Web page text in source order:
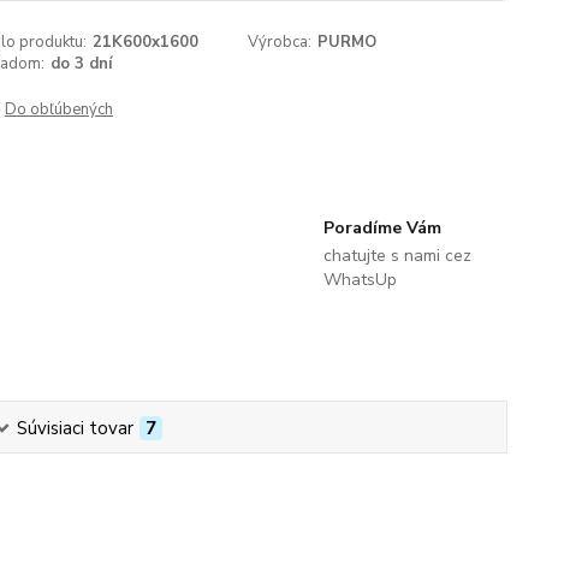
produktu: 21K600x1600 Výrobca: PURMO
do 3 dní
Do obľúbených
Poradíme Vám
chatujte s nami cez
WhatsUp
Súvisiaci tovar 7